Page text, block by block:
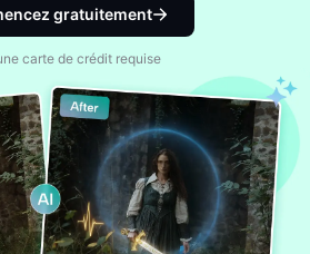
gratuitement
carte de crédit requise